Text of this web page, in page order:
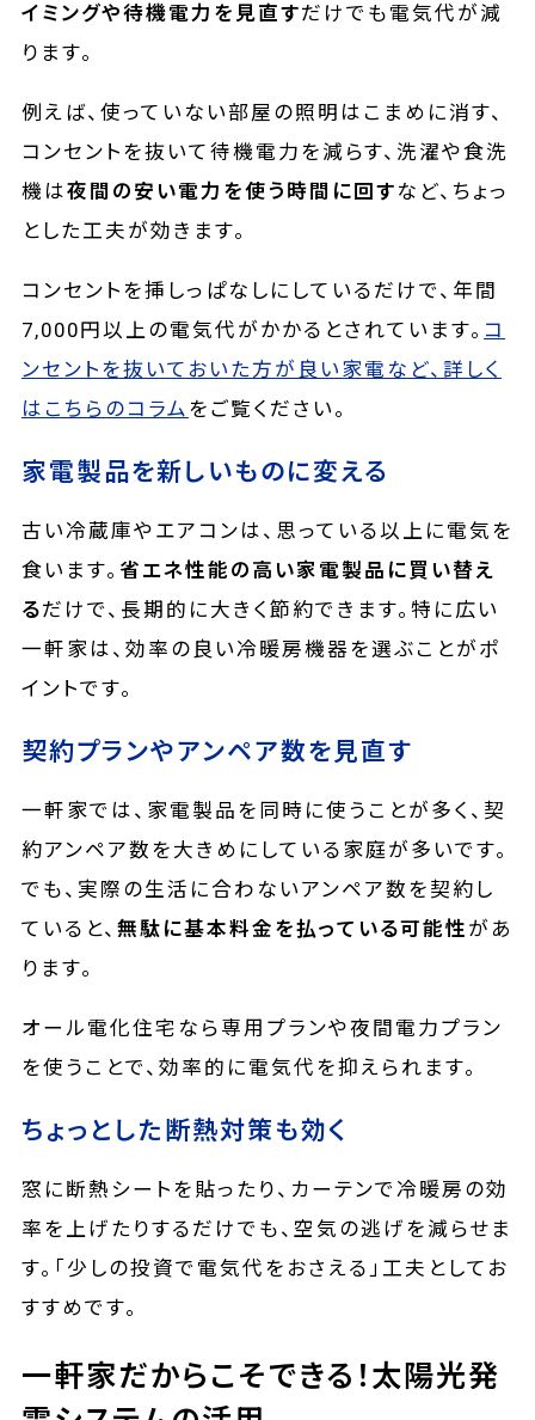
イミングや待機電力を見直すだけでも電気代が減
ります。
例えば、使っていない部屋の照明はこまめに消す、
コンセントを抜いて待機電力を減らす、洗濯や食洗
機は夜間の安い電力を使う時間に回す など、ちょっ
とした工夫が効きます。
コンセントを挿しっぱなしにしているだけで、年間
7,000円以上の電気代がかかるとされています。 コ
ンセントを抜いておいた方が良い家電など、詳しく
はこちらのコラム をご覧ください。
家電製品を新しいものに変える
古い冷蔵庫やエアコンは、思っている以上に電気を
食います。 省エネ性能の高い家電製品に買い替え
るだけで、長期的に大きく節約できます。特に広い
一軒家は、効率の良い冷暖房機器を選ぶことがポ
イントです。
契約プランやアンペア数を見直す
一軒家では、家電製品を同時に使うことが多く、契
約アンペア数を大きめにしている家庭が多いです。
でも、実際の生活に合わないアンペア数を契約し
ていると、 無駄に基本料金を払っている可能性 があ
ります。
オール電化住宅なら専用プランや夜間電力プラン
を使うことで、効率的に電気代を抑えられます。
ちょっとした断熱対策も効く
窓に断熱シートを貼ったり、カーテンで冷暖房の効
率を上げたりするだけでも、空気の逃げを減らせま
す。「少しの投資で電気代をおさえる」工夫としてお
すすめです。
一軒家だからこそできる！太陽光発